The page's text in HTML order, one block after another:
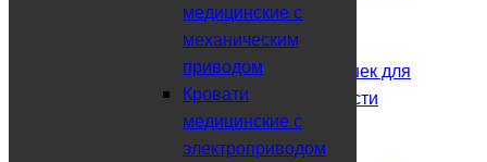
медицинские с
механическим
приводом
Кровати
медицинские с
электроприводом
одежды для инвалидов
Приспособления для ванны
Системы ортопедических подушек для
развития двигательной активности
Туалетные стулья